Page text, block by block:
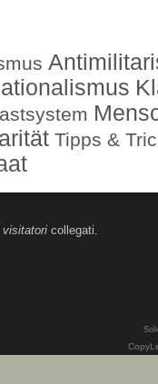
Tipps &
visitatori collegati.